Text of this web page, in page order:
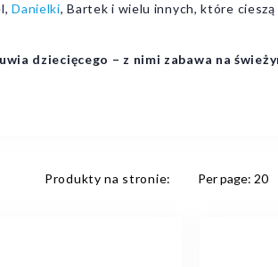
Danielki, Bartek i wielu innych, które cieszą
dziecięcego – z nimi zabawa na
Produkty na stronie: